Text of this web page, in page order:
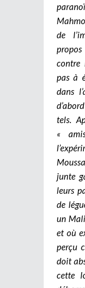
de
contre
pas à
dans
tels.
«
junte
leurs
de
un
et où
perçu
doit
cette